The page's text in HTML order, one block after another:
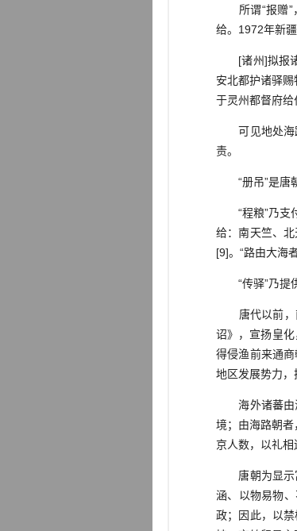
所谓“报赠”，
给。1972年新
[诸州]拟报诸
安北都护诸驿
于灵州都督府
可见地处海路
责。
“册吊”是唐朝
“程粮”乃支付
给：南天竺、
[9]。“路由大海
“传驿”乃提供
唐代以前，南
诏》，宣扬皇
得侵渔前来通
地区发展势力，
海外诸蕃由海
境；由海路朝
京人数，以礼相
唐朝为显示富
涵、以物易物
政；因此，以